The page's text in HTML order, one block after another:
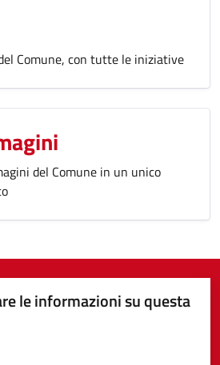
Comune, con tutte le iniziative
del Comune in un unico
le informazioni su questa